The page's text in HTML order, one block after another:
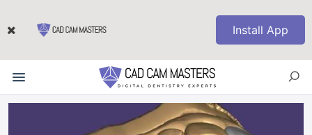
Install App